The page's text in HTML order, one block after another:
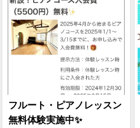
フルート・ピアノレッスン
無料体験実施中✨